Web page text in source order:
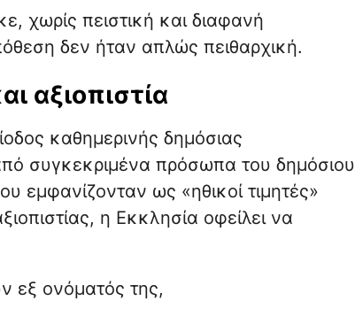
χωρίς πειστική και διαφανή
δεν ήταν απλώς πειθαρχική.
αξιοπιστία
καθημερινής δημόσιας
συγκεκριμένα πρόσωπα του δημόσιου
ως «ηθικοί τιμητές»
η Εκκλησία οφείλει να
εξ ονόματός της,